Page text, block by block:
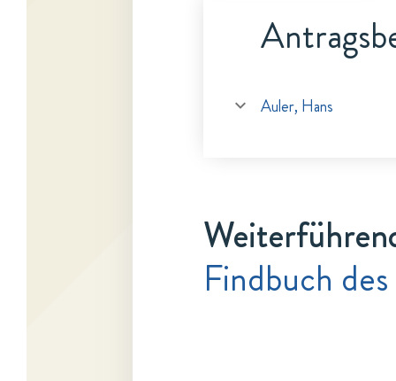
Auler, Hans
Findbuch